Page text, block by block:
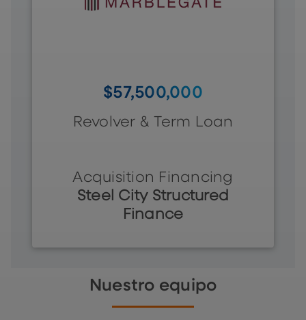
$57,500,000
Revolver & Term Loan
Acquisition Financing
Steel City Structured
Finance
Nuestro equipo